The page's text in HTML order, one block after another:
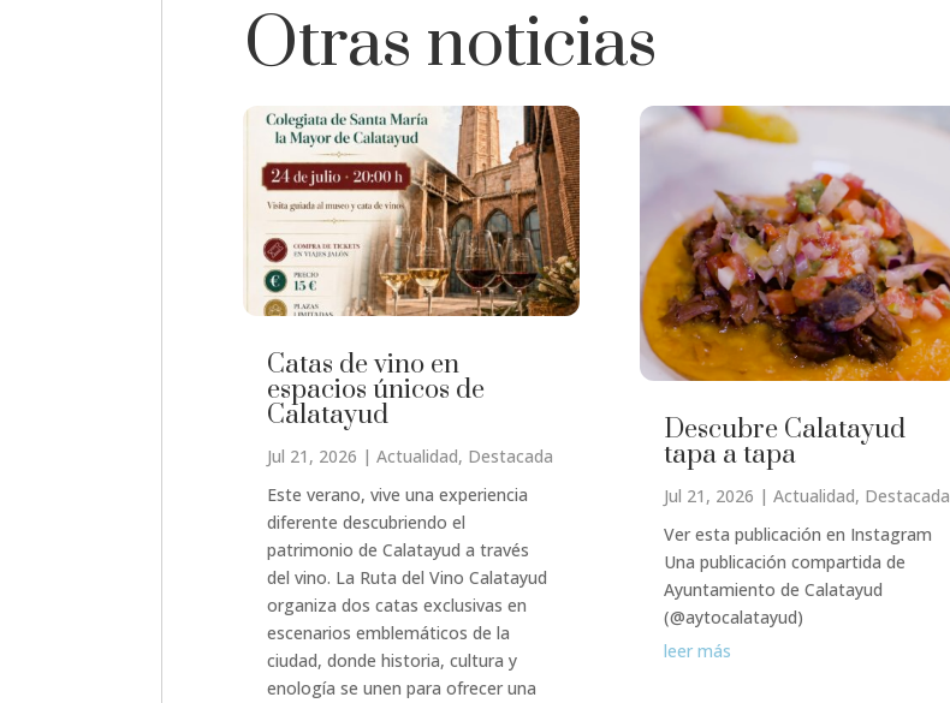
Otras noticias
Catas de vino en
espacios únicos de
Calatayud
Jul 21, 2026 | Actualidad, Destacada
Este verano, vive una experiencia
diferente descubriendo el
patrimonio de Calatayud a través
del vino. La Ruta del Vino Calatayud
organiza dos catas exclusivas en
escenarios emblemáticos de la
ciudad, donde historia, cultura y
enología se unen para ofrecer una
Descubre Calatayud
tapa a tapa
Jul 21, 2026 | Actualidad, Destacada
Ver esta publicación en Instagram
Una publicación compartida de
Ayuntamiento de Calatayud
(@aytocalatayud)
leer más